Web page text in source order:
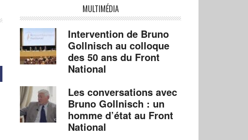
MULTIMÉDIA
Intervention de Bruno
Gollnisch au colloque
des 50 ans du Front
National
Les conversations avec
Bruno Gollnisch : un
homme d’état au Front
National